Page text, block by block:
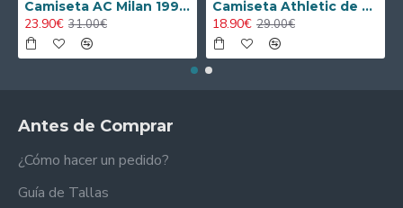
Camiseta AC Milan 1995/1996 Local Retro
23.90€ 31.00€
Camiseta Athletic de Bilbao 2024/2025 Alternativo Niño Kit
18.90€ 29.00€
Antes de Comprar
¿Cómo hacer un pedido?
Guía de Tallas